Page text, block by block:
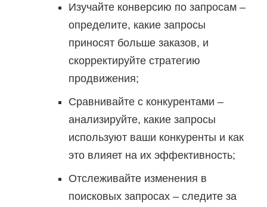
Изучайте конверсию по запросам –
определите, какие запросы
приносят больше заказов, и
скорректируйте стратегию
продвижения;
Сравнивайте с конкурентами –
анализируйте, какие запросы
используют ваши конкуренты и как
это влияет на их эффективность;
Отслеживайте изменения в
поисковых запросах – следите за